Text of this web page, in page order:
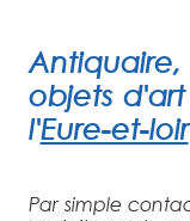
Antiquaire,
objets
l'Eure-et-loir
Par simple